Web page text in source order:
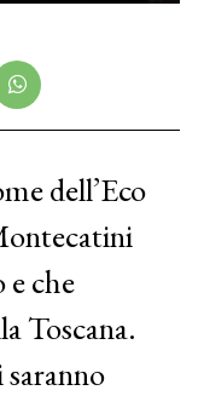
dell’Eco
e che
Toscana.